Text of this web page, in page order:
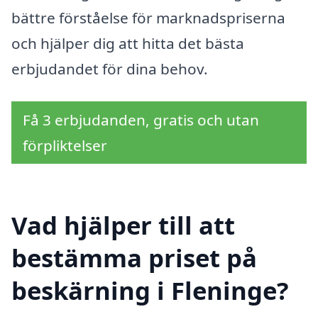
bättre förståelse för marknadspriserna
och hjälper dig att hitta det bästa
erbjudandet för dina behov.
Få 3 erbjudanden, gratis och utan
förpliktelser
Vad hjälper till att
bestämma priset på
beskärning i Fleninge?